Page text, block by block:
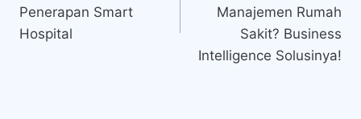
Penerapan Smart
Hospital
Manajemen Rumah
Sakit? Business
Intelligence Solusinya!